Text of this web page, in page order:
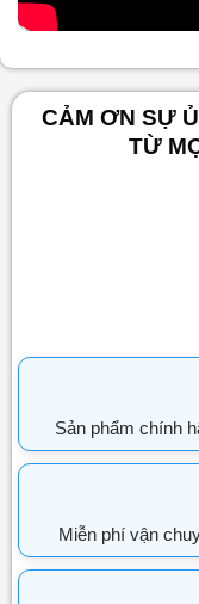
CẢM ƠN SỰ
TỪ
Sản phẩm chính
Miễn phí vận